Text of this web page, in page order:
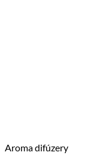
Aroma difúzery